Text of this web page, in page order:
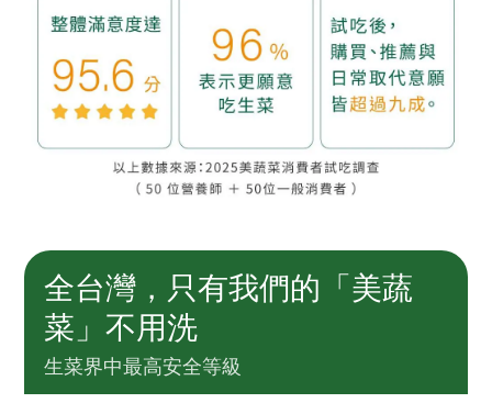
全台灣，只有我們的「美蔬
菜」不用洗
生菜界中最高安全等級